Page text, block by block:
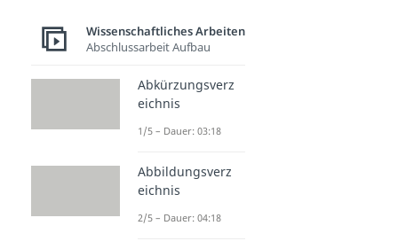
Wissenschaftliches Arbeiten
Abschlussarbeit Aufbau
Abkürzungsverz
eichnis
1/5 – Dauer: 03:18
Abbildungsverz
eichnis
2/5 – Dauer: 04:18